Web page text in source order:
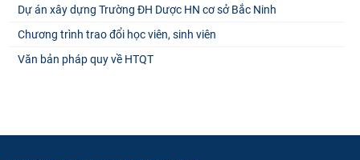
Dự án xây dựng Trường ĐH Dược HN cơ sở Bắc Ninh
Chương trình trao đổi học viên, sinh viên
Văn bản pháp quy về HTQT